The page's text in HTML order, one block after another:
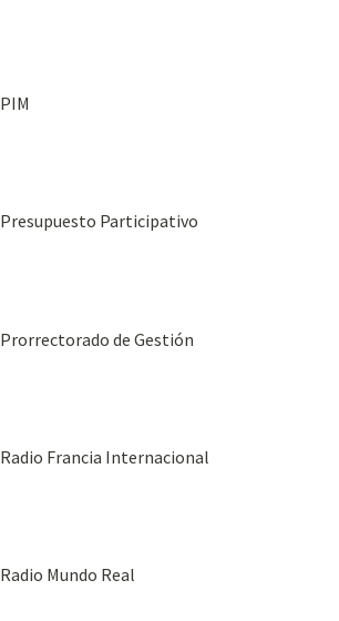
PIM
Presupuesto Participativo
Prorrectorado de Gestión
Radio Francia Internacional
Radio Mundo Real